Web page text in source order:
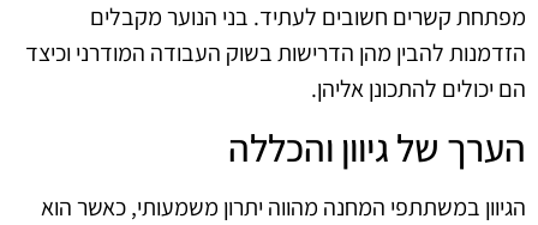
מפתחת קשרים חשובים לעתיד. בני הנוער מקבלים
הזדמנות להבין מהן הדרישות בשוק העבודה המודרני וכיצד
הם יכולים להתכונן אליהן.
הערך של גיוון והכללה
הגיוון במשתתפי המחנה מהווה יתרון משמעותי, כאשר הוא